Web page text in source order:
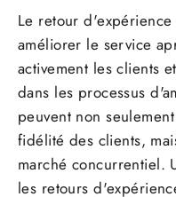
Le retour
améliorer le service
activement les clients
dans les processus
peuvent non
fidélité des clients,
marché concurrentiel.
les retours